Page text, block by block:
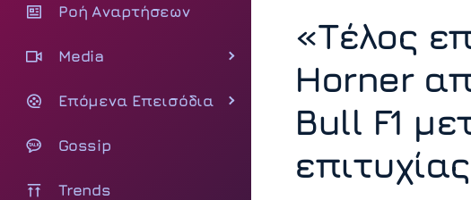
Ροή Αναρτήσεων
Media
Επόμενα Επεισόδια
Gossip
Trends
«Τέλος
Horner
Bull F1